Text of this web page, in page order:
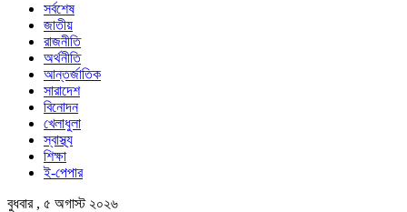
সর্বশেষ
জাতীয়
রাজনীতি
অর্থনীতি
আন্তর্জাতিক
সারাদেশ
বিনোদন
খেলাধুলা
স্বাস্থ্য
শিক্ষা
ই-পেপার
বুধবার , ৫ অগাস্ট ২০২৬